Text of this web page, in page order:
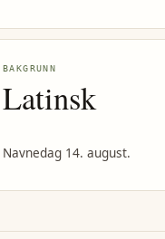
BAKGRUNN
Latinsk
Navnedag 14. august.